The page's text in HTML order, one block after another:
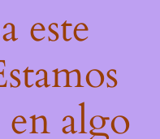
este
algo